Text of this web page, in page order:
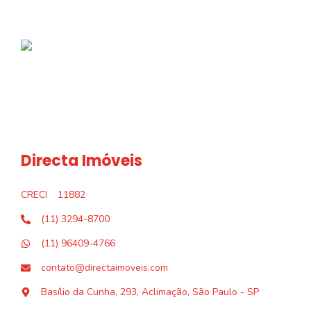
Directa Imóveis
CRECI
11882
(11) 3294-8700
(11) 96409-4766
contato@directaimoveis.com
Basílio da Cunha, 293, Aclimação, São Paulo - SP